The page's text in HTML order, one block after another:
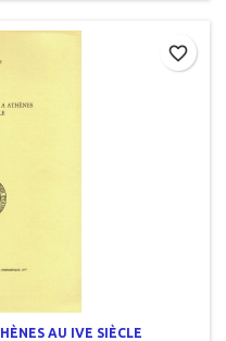
AU IVE SIÈCLE
favorite_border